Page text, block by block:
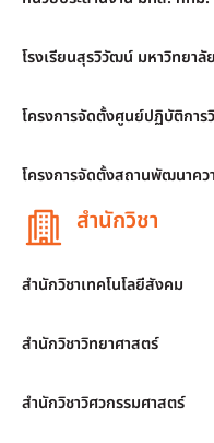
โรงเรียนสุรวิวัฒน์ มหาวิทยาลั
โครงการจัดตั้งศูนย์ปฏิบัติกา
โครงการจัดตั้งสถานพัฒนาค
สำนักวิชา
สำนักวิชาเทคโนโลยีสังคม
สำนักวิชาวิทยาศาสตร์
สำนักวิชาวิศวกรรมศาสตร์